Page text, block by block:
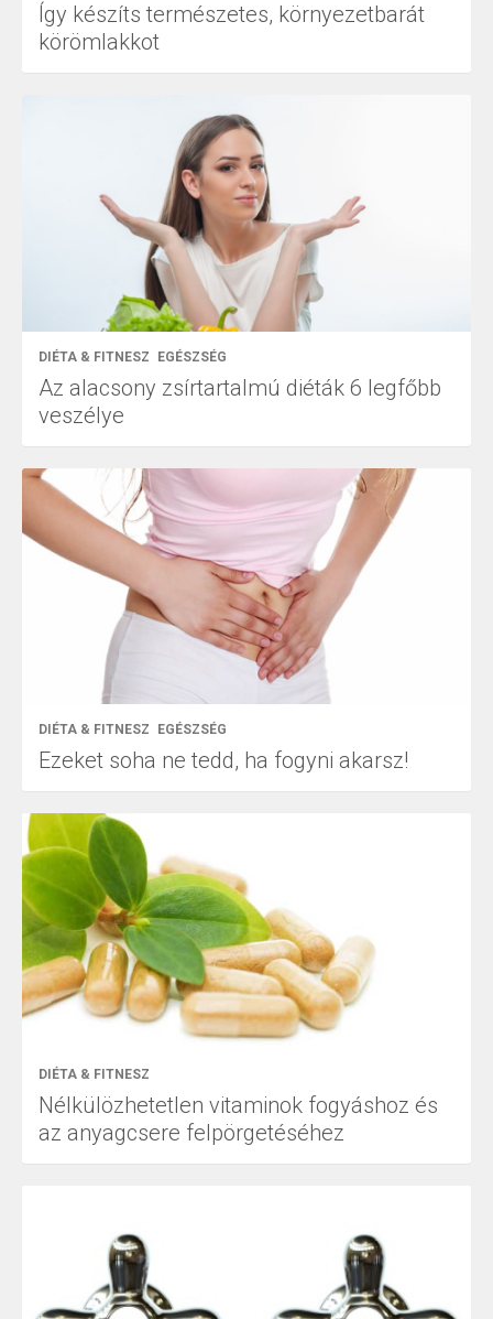
Így készíts természetes, környezetbarát
körömlakkot
DIÉTA & FITNESZ EGÉSZSÉG
Az alacsony zsírtartalmú diéták 6 legfőbb
veszélye
DIÉTA & FITNESZ EGÉSZSÉG
Ezeket soha ne tedd, ha fogyni akarsz!
DIÉTA & FITNESZ
Nélkülözhetetlen vitaminok fogyáshoz és
az anyagcsere felpörgetéséhez